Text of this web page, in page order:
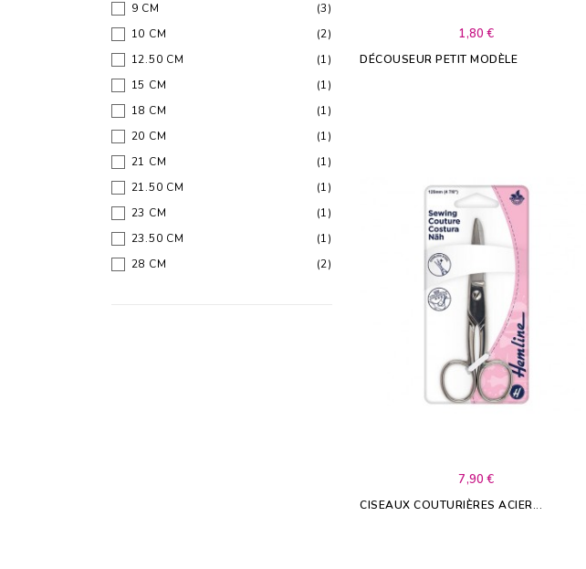
9 CM
(3)
10 CM
(2)
12.50 CM
(1)
15 CM
(1)
18 CM
(1)
20 CM
(1)
21 CM
(1)
21.50 CM
(1)
23 CM
(1)
23.50 CM
(1)
28 CM
(2)
1,80 €
DÉCOUSEUR PETIT MODÈLE
7,90 €
CISEAUX COUTURIÈRES ACIER...